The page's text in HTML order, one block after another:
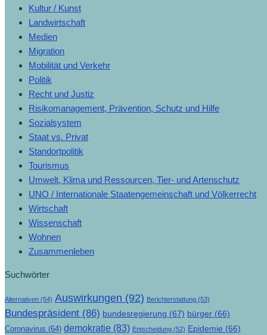
Kultur / Kunst
Landwirtschaft
Medien
Migration
Mobilität und Verkehr
Politik
Recht und Justiz
Risikomanagement, Prävention, Schutz und Hilfe
Sozialsystem
Staat vs. Privat
Standortpolitik
Tourismus
Umwelt, Klima und Ressourcen, Tier- und Artenschutz
UNO / Internationale Staatengemeinschaft und Völkerrecht
Wirtschaft
Wissenschaft
Wohnen
Zusammenleben
Suchwörter
Alternativen (54) Auswirkungen (92) Berichterstattung (53)
Bundespräsident (86) bundesregierung (67) bürger (66)
Coronavirus (64) demokratie (83) Entscheidung (52) Epidemie (66)